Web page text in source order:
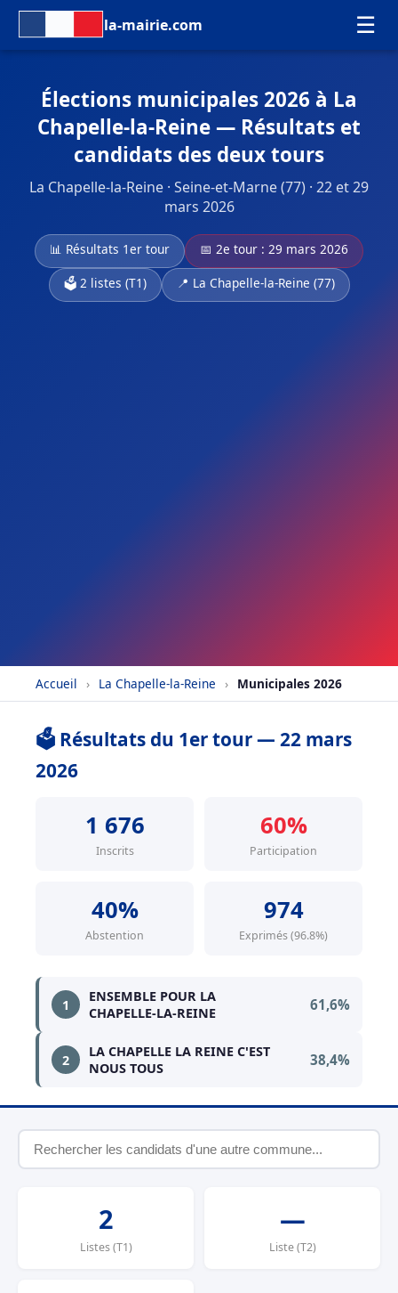
la-mairie.com ☰
Élections municipales 2026 à La
Chapelle-la-Reine — Résultats et
candidats des deux tours
La Chapelle-la-Reine · Seine-et-Marne (77) · 22 et 29
mars 2026
📊 Résultats 1er tour
📅 2e tour : 29 mars 2026
🗳️ 2 listes (T1)
📍 La Chapelle-la-Reine (77)
Accueil › La Chapelle-la-Reine › Municipales 2026
🗳️ Résultats du 1er tour — 22 mars
2026
1 676
Inscrits
60%
Participation
40%
Abstention
974
Exprimés (96.8%)
1
ENSEMBLE POUR LA
CHAPELLE-LA-REINE
61,6%
2
LA CHAPELLE LA REINE C'EST
NOUS TOUS
38,4%
2
Listes (T1)
—
Liste (T2)